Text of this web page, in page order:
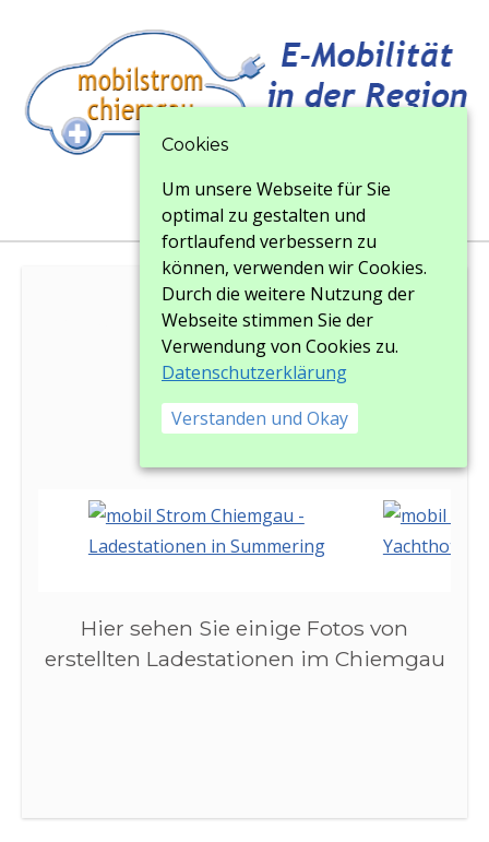
Menu
Bildergalerie
Bildergalerie
Hier sehen Sie einige Fotos von
erstellten Ladestationen im Chiemgau
Cookies
Um unsere Webseite für Sie
optimal zu gestalten und
fortlaufend verbessern zu
können, verwenden wir Cookies.
Durch die weitere Nutzung der
Webseite stimmen Sie der
Verwendung von Cookies zu.
Datenschutzerklärung
Verstanden und Okay